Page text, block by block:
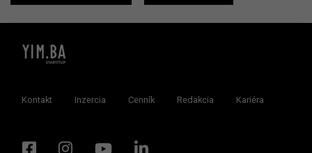
Kontakt Inzercia Cenník Redakcia Kariéra